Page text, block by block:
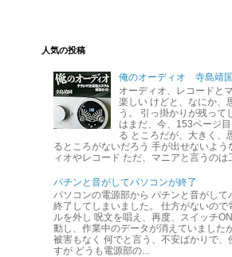
人気の投稿
俺のオーディオ 寺島靖国
オーディオ、レコードと
楽しい けどと、なにか、
う。 引っ掛かりが残って
はまだ、今、153ページ
る ところだが、大きく、
るところがないだろう 手が出せないよう
ィオやレコード ただ、マニアと言うのは
パチンと音がしてパソコンが終了
パソコンの電源部から パチンと音がして
終了してしまいました。 仕方がないので
ルを外し 呪文を唱え、再度、スイッチ
動し、作業中のデータが消えていました
被害もなく 何でと言う、不安ばかりで、
すが どうも電源部の...